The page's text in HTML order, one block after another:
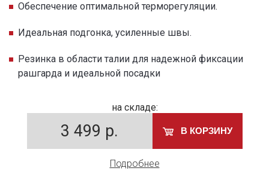
Обеспечение оптимальной терморегуляции.
Идеальная подгонка, усиленные швы.
Резинка в области талии для надежной фиксации
рашгарда и идеальной посадки
на складе:
3 499 р. В КОРЗИНУ
Подробнее